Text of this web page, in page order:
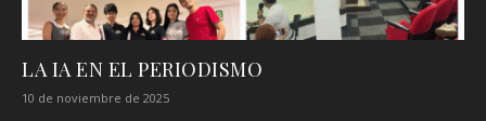
LA IA EN EL PERIODISMO
10 de noviembre de 2025